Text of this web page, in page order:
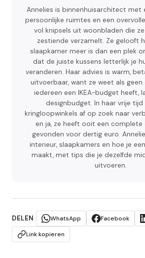
Annelies is binnenhuisarchitect met
persoonlijke ruimtes en een
vol knipsels uit woonbladen die
zestiende verzamelt. Ze gelooft
slaapkamer meer is dan een plek
dat de juiste kussens letterlijk je
veranderen. Haar advies is warm,
uitvoerbaar, want ze weet als
iedereen een IKEA-budget heeft,
designbudget. In haar vrije
kringloopwinkels af op zoek naar
en ja, ze heeft ooit een complete
gevonden voor dertig euro.
interieur, slaapkamers en hoe je
maakt, met tips die je dezelfde
uitvoeren.
DELEN WhatsApp Facebook
Link kopieren